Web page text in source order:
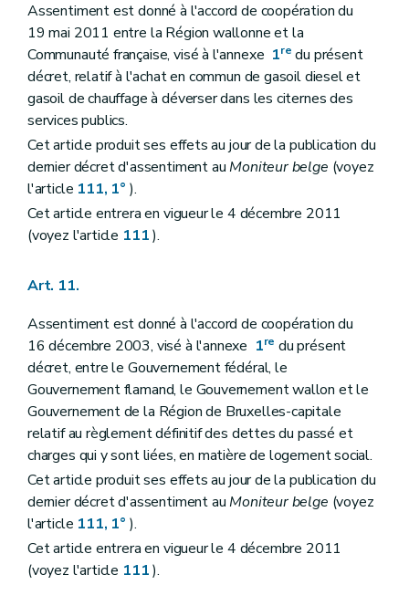
Assentiment est donné à l'accord de coopération du
19 mai 2011 entre la Région wallonne et la
Communauté française, visé à l'annexe 1re du présent
décret, relatif à l'achat en commun de gasoil diesel et
gasoil de chauffage à déverser dans les citernes des
services publics.
Cet article produit ses effets au jour de la publication du
dernier décret d'assentiment auMoniteur belge (voyez
l'article 111, 1° ).
Cet article entrera en vigueur le 4 décembre 2011
(voyez l'article 111).
Art. 11.
Assentiment est donné à l'accord de coopération du
16 décembre 2003, visé à l'annexe 1re du présent
décret, entre le Gouvernement fédéral, le
Gouvernement flamand, le Gouvernement wallon et le
Gouvernement de la Région de Bruxelles-capitale
relatif au règlement définitif des dettes du passé et
charges qui y sont liées, en matière de logement social.
Cet article produit ses effets au jour de la publication du
dernier décret d'assentiment auMoniteur belge (voyez
l'article 111, 1° ).
Cet article entrera en vigueur le 4 décembre 2011
(voyez l'article 111).